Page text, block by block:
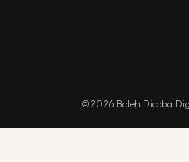
©2026 Boleh Dicoba